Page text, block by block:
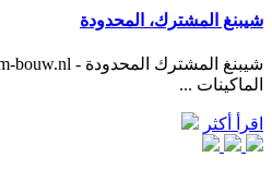
شيبنغ المشترك، المحدودة
الماكينات ...
اقرأ أكثر